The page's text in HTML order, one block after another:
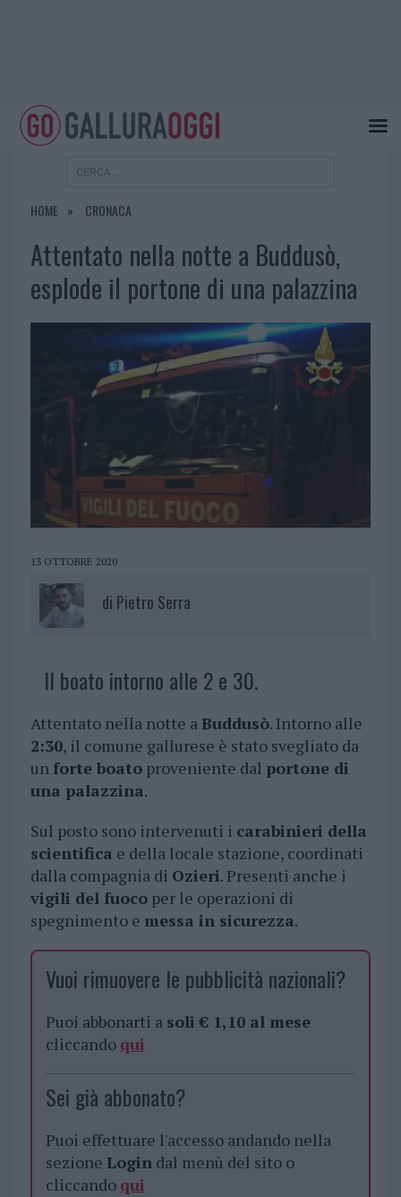
HOME CRONACA
Attentato nella notte a Buddusò,
esplode il portone di una palazzina
13 OTTOBRE 2020
di Pietro Serra
Il boato intorno alle 2 e 30.
Attentato nella notte aBuddusò. Intorno alle
2:30, il comune gallurese è stato svegliato da
un forte boatoproveniente dal portone di
una palazzina.
Sul posto sono intervenuti i carabinieri della
scientifica e della locale stazione, coordinati
dalla compagnia di Ozieri. Presenti anche i
vigili del fuocoper le operazioni di
spegnimento e messa in sicurezza.
Vuoi rimuovere le pubblicità nazionali?
Puoi abbonarti a soli € 1,10 al mese
cliccando qui
Sei già abbonato?
Puoi effettuare l'accesso andando nella
sezione Logindal menù del sito o
cliccando qui